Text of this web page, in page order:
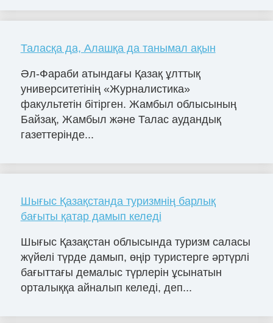
Таласқа да, Алашқа да танымал ақын
Әл-Фараби атындағы Қазақ ұлттық
университетінің «Журналистика»
факультетін бітірген. Жамбыл облысының
Байзақ, Жамбыл және Талас аудандық
газеттерінде...
Шығыс Қазақстанда туризмнің барлық
бағыты қатар дамып келеді
Шығыс Қазақстан облысында туризм саласы
жүйелі түрде дамып, өңір туристерге әртүрлі
бағыттағы демалыс түрлерін ұсынатын
орталыққа айналып келеді, деп...